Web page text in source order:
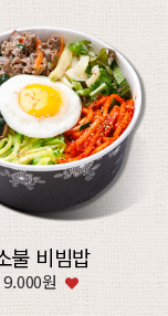
불 비빔밥
9.000원